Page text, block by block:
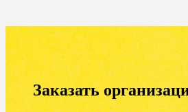
Заказать